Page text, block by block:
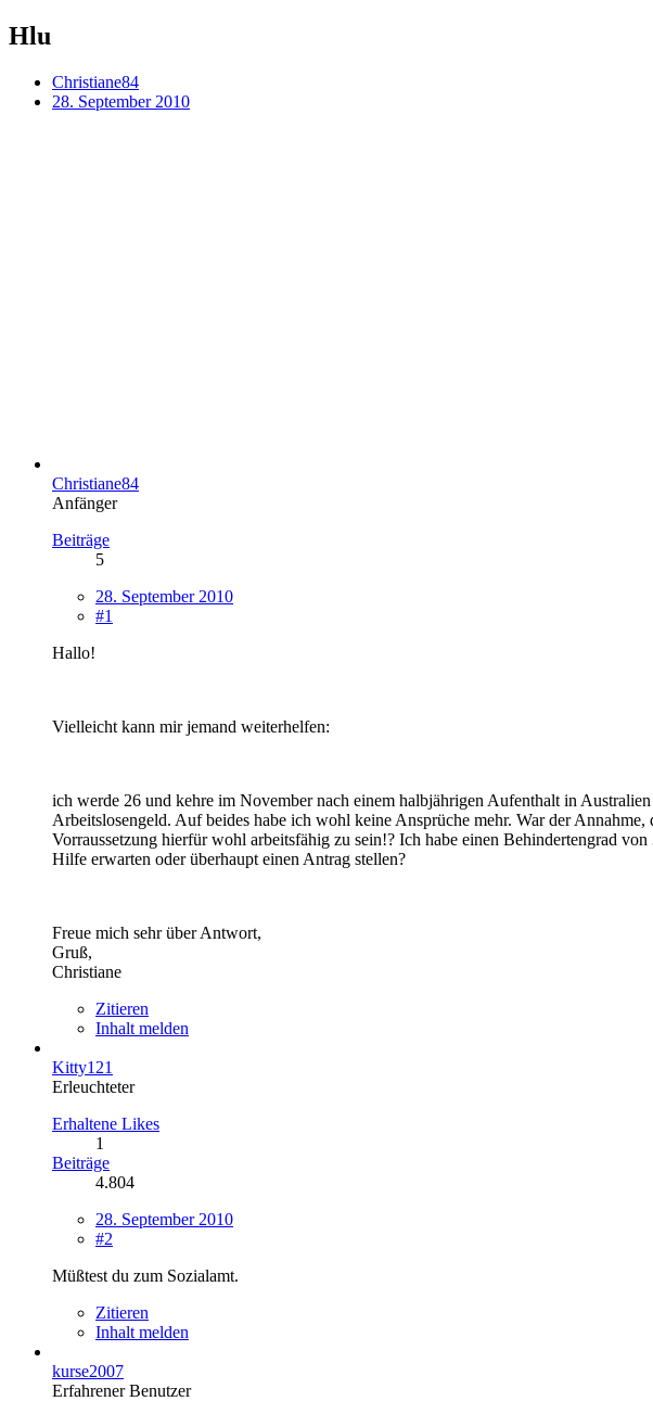
Hlu
Christiane84
28. September 2010
Christiane84
Anfänger
Beiträge
5
28. September 2010
#1
Hallo!
Vielleicht kann mir jemand weiterhelfen:
ich werde 26 und kehre im November nach einem halbjährigen Aufenthalt in
Arbeitslosengeld. Auf beides habe ich wohl keine Ansprüche mehr. War der
Vorraussetzung hierfür wohl arbeitsfähig zu sein!? Ich habe einen Behindertengrad
Hilfe erwarten oder überhaupt einen Antrag stellen?
Freue mich sehr über Antwort,
Gruß,
Christiane
Zitieren
Inhalt melden
Kitty121
Erleuchteter
Erhaltene Likes
1
Beiträge
4.804
28. September 2010
#2
Müßtest du zum Sozialamt.
Zitieren
Inhalt melden
kurse2007
Erfahrener Benutzer